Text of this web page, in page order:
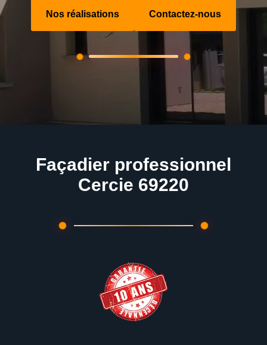
Nos réalisations Contactez-nous
Façadier professionnel
Cercie 69220